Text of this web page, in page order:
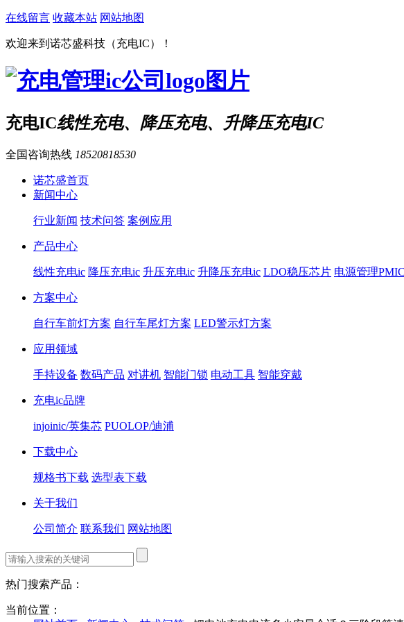
在线留言 收藏本站 网站地图
欢迎来到诺芯盛科技（充电IC）！
充电IC线性充电、降压充电、升降压充电IC
全国咨询热线 18520818530
诺芯盛首页
新闻中心
行业新闻 技术问答 案例应用
产品中心
线性充电ic 降压充电ic 升压充电ic 升降压充电ic LDO稳压芯片 电源管理PMIC
方案中心
自行车前灯方案 自行车尾灯方案 LED警示灯方案
应用领域
手持设备 数码产品 对讲机 智能门锁 电动工具 智能穿戴
充电ic品牌
injoinic/英集芯 PUOLOP/迪浦
下载中心
规格书下载 选型表下载
关于我们
公司简介 联系我们 网站地图
热门搜索产品：
当前位置：